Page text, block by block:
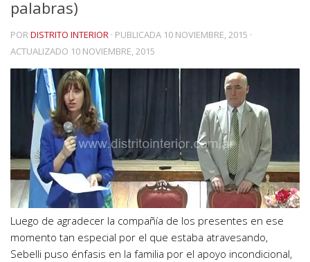
palabras)
PORDISTRITO INTERIOR · PUBLICADA 10 NOVIEMBRE, 2015 ·
ACTUALIZADO 10 NOVIEMBRE, 2015
Luego de agradecer la compañía de los presentes en ese
momento tan especial por el que estaba atravesando,
Sebelli puso énfasis en la familia por el apoyo incondicional,